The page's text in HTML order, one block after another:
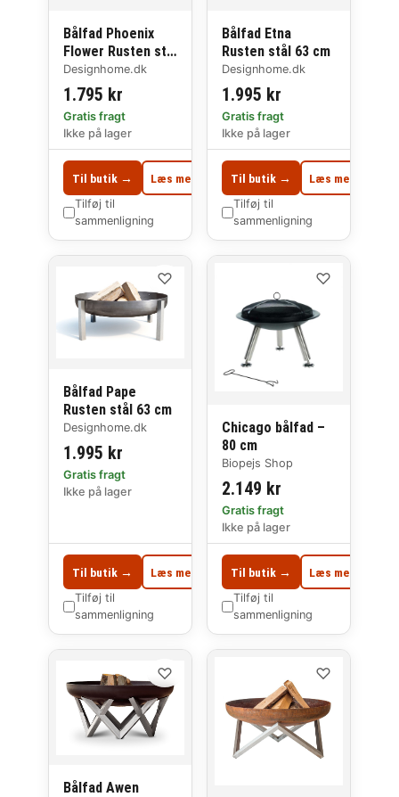
Bålfad Phoenix
Flower Rusten stål
Lille model
Designhome.dk
1.795 kr
Gratis fragt
Ikke på lager
Til butik → Læs mere
Tilføj til
sammenligning
Bålfad Etna
Rusten stål 63 cm
Designhome.dk
1.995 kr
Gratis fragt
Ikke på lager
Til butik → Læs mere
Tilføj til
sammenligning
♡
Bålfad Pape
Rusten stål 63 cm
Designhome.dk
1.995 kr
Gratis fragt
Ikke på lager
Til butik → Læs mere
Tilføj til
sammenligning
♡
Chicago bålfad –
80 cm
Biopejs Shop
2.149 kr
Gratis fragt
Ikke på lager
Til butik → Læs mere
Tilføj til
sammenligning
♡
Bålfad Awen
♡